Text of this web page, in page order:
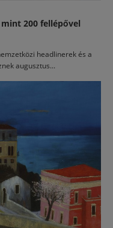
200 fellépővel
headlinerek és a
augusztus...